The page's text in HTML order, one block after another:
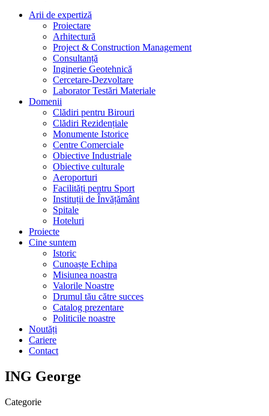
Arii de expertiză
Proiectare
Arhitectură
Project & Construction Management
Consultanță
Inginerie Geotehnică
Cercetare-Dezvoltare
Laborator Testări Materiale
Domenii
Clădiri pentru Birouri
Clădiri Rezidențiale
Monumente Istorice
Centre Comerciale
Obiective Industriale
Obiective culturale
Aeroporturi
Facilități pentru Sport
Instituții de Învățământ
Spitale
Hoteluri
Proiecte
Cine suntem
Istoric
Cunoaște Echipa
Misiunea noastra
Valorile Noastre
Drumul tău către succes
Catalog prezentare
Politicile noastre
Noutăți
Cariere
Contact
ING George
Categorie